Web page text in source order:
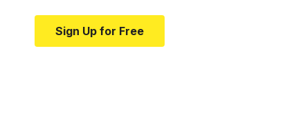
Sign Up for Free